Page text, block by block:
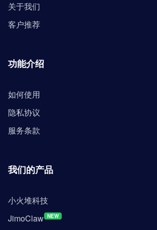
关于我们
客户推荐
功能介绍
如何使用
隐私协议
服务条款
我们的产品
小火堆科技
JimoClaw NEW